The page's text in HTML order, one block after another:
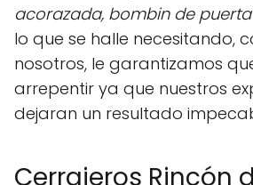
acorazada, bombin de
lo que se halle necesitando,
nosotros, le garantizamos
arrepentir ya que nuestros
dejaran un resultado
Cerrajeros Rincón